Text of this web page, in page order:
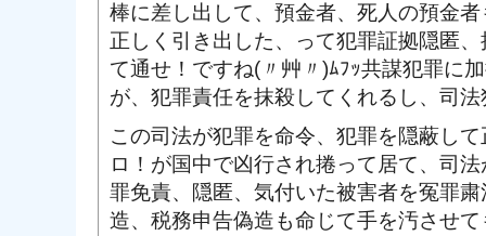
棒に差し出して、預金者、死人の預金
正しく引き出した、って犯罪証拠隠匿
て通せ！ですね(〃艸〃)ﾑﾌｯ共謀犯罪に
が、犯罪責任を抹殺してくれるし、司
この司法が犯罪を命令、犯罪を隠蔽し
ロ！が国中で凶行され捲って居て、司
罪免責、隠匿、気付いた被害者を冤罪
造、税務申告偽造も命じて手を汚させ